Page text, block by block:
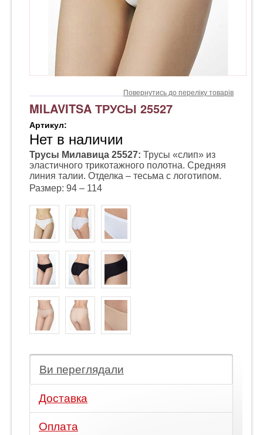
Повернутись до переліку товарів
MILAVITSA ТРУСЫ 25527
Артикул:
Нет в наличии
Трусы Милавица 25527: Трусы «слип» из
эластичного трикотажного полотна. Средняя
линия талии. Отделка – тесьма с логотипом.
Размер: 94 – 114
Ви переглядали
Доставка
Оплата